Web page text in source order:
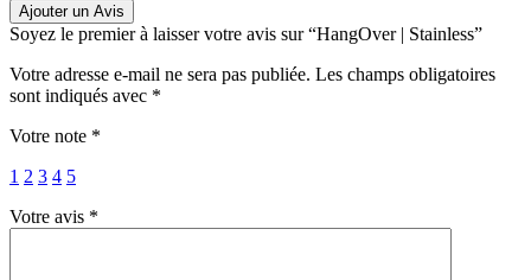
Ajouter un Avis
Soyez le premier à laisser votre avis sur “HangOver | Stainless”
Votre adresse e-mail ne sera pas publiée. Les champs obligatoires
sont indiqués avec *
Votre note *
1 2 3 4 5
Votre avis *